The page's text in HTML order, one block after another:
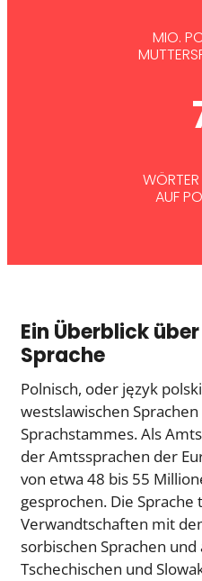
MIO.
WÖRTER
AUF
Ein Überblick
Sprache
Polnisch, oder język
westslawischen
Sprachstammes. Als
der Amtssprachen der
von etwa 48 bis 55
gesprochen. Die Sprache
Verwandtschaften mit
sorbischen Sprachen
Tschechischen und